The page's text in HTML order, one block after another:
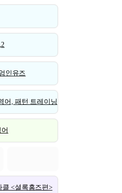
인유즈
어, 패턴 트레이닝
클 <셜록홈즈편>